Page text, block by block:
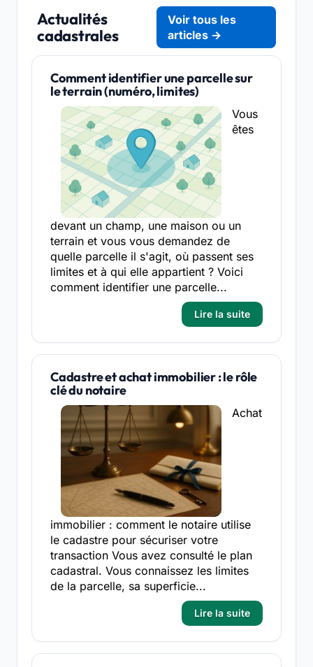
Actualités
cadastrales
Voir tous les
articles →
Comment identifier une parcelle sur
le terrain (numéro, limites)
Vous
êtes
devant un champ, une maison ou un
terrain et vous vous demandez de
quelle parcelle il s'agit, où passent ses
limites et à qui elle appartient ? Voici
comment identifier une parcelle...
Lire la suite
Cadastre et achat immobilier : le rôle
clé du notaire
Achat
immobilier : comment le notaire utilise
le cadastre pour sécuriser votre
transaction Vous avez consulté le plan
cadastral. Vous connaissez les limites
de la parcelle, sa superficie...
Lire la suite